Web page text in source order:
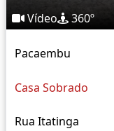
Vídeo 360º
Pacaembu
Casa Sobrado
Rua Itatinga